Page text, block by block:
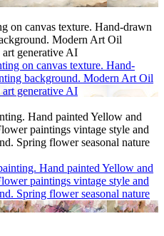
on canvas texture. Hand-drawn
Modern Art Oil
generative AI
Hand painted Yellow and
paintings vintage style and
Spring flower seasonal nature